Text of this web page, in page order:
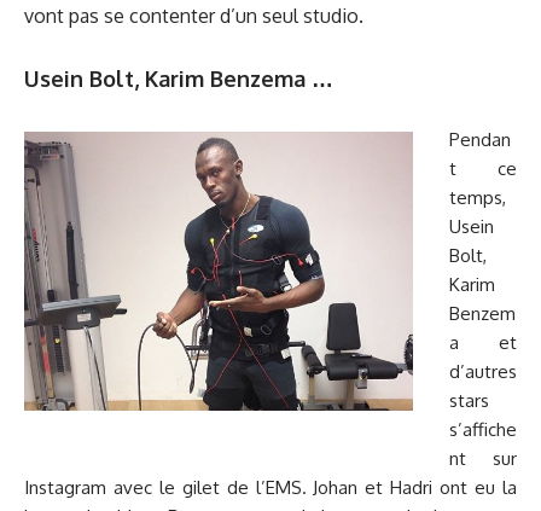
vont pas se contenter d’un seul studio.
Usein Bolt, Karim Benzema …
Pendan
t ce
temps,
Usein
Bolt,
Karim
Benzem
a et
d’autres
stars
s’affiche
nt sur
Instagram avec le gilet de l’EMS. Johan et Hadri ont eu la